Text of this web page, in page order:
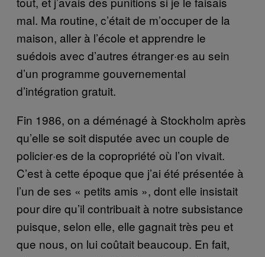
mal. Ma routine, c’était de m’occuper de la
maison, aller à l’école et apprendre le
suédois avec d’autres étranger·es au sein
d’un programme gouvernemental
d’intégration gratuit.
Fin 1986, on a déménagé à Stockholm après
qu’elle se soit disputée avec un couple de
policier·es de la copropriété où l’on vivait.
C’est à cette époque que j’ai été présentée à
l’un de ses « petits amis », dont elle insistait
pour dire qu’il contribuait à notre subsistance
puisque, selon elle, elle gagnait très peu et
que nous, on lui coûtait beaucoup. En fait,